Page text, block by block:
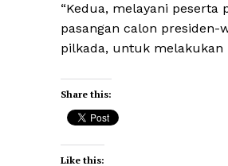
“Kedua, melayani
pasangan calon
pilkada, untuk melakukan
Share this:
Like this: